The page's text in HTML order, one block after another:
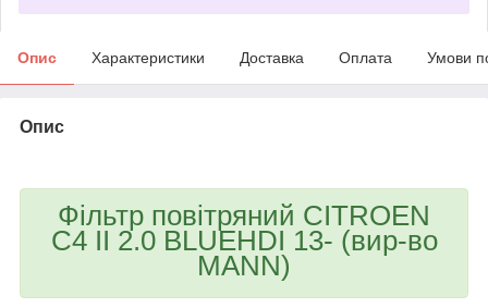
Опис Характеристики Доставка Оплата Умови
Опис
Фільтр повітряний CITROEN
C4 II 2.0 BLUEHDI 13- (вир-во
MANN)